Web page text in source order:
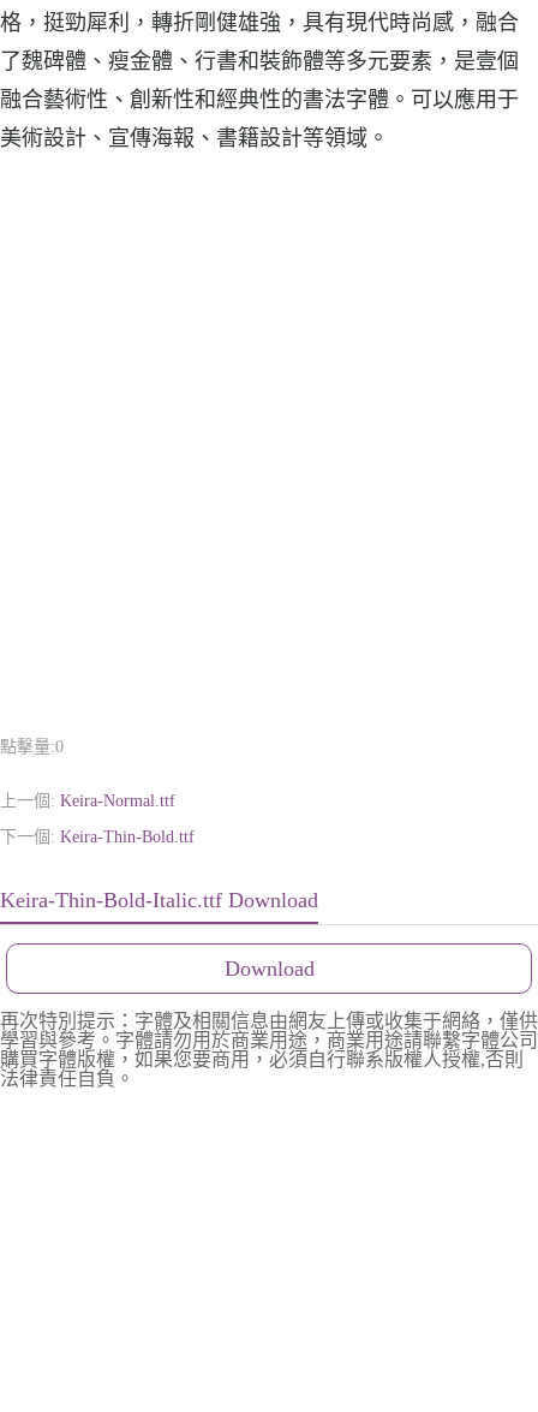
格，挺勁犀利，轉折剛健雄強，具有現代時尚感，融合
了魏碑體、瘦金體、行書和裝飾體等多元要素，是壹個
融合藝術性、創新性和經典性的書法字體。可以應用于
美術設計、宣傳海報、書籍設計等領域。
點擊量:0
上一個: Keira-Normal.ttf
下一個: Keira-Thin-Bold.ttf
Keira-Thin-Bold-Italic.ttf Download
Download
再次特別提示：字體及相關信息由網友上傳或收集于網絡，僅供
學習與參考。字體請勿用於商業用途，商業用途請聯繫字體公司
購買字體版權，如果您要商用，必須自行聯系版權人授權,否則
法律責任自負。